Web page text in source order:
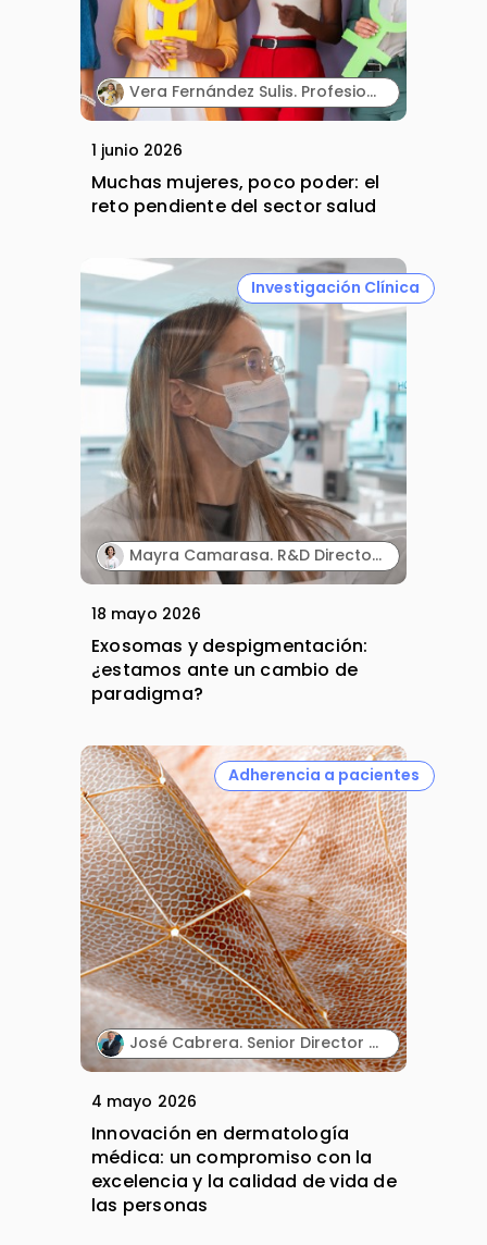
Vera Fernández Sulis. Profesional senior de Desarrollo de Negocio y Alliance Management en la industria farmacéutica.
1 junio 2026
Muchas mujeres, poco poder: el
reto pendiente del sector salud
Investigación Clínica
Mayra Camarasa. R&D Director. MartiDerm.
18 mayo 2026
Exosomas y despigmentación:
¿estamos ante un cambio de
paradigma?
Adherencia a pacientes
José Cabrera. Senior Director Medical Affairs. Almirall Iberia.
4 mayo 2026
Innovación en dermatología
médica: un compromiso con la
excelencia y la calidad de vida de
las personas